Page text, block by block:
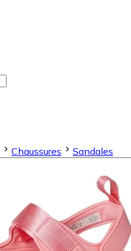
Chaussures Sandales